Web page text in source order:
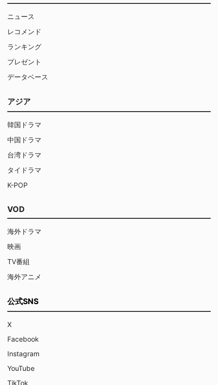
ニュース
レコメンド
ランキング
プレゼント
データベース
アジア
韓国ドラマ
中国ドラマ
台湾ドラマ
タイドラマ
K-POP
VOD
海外ドラマ
映画
TV番組
海外アニメ
公式SNS
X
Facebook
Instagram
YouTube
TikTok